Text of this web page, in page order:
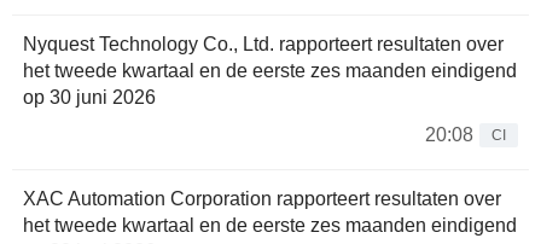
Nyquest Technology Co., Ltd. rapporteert resultaten over
het tweede kwartaal en de eerste zes maanden eindigend
op 30 juni 2026
20:08
CI
XAC Automation Corporation rapporteert resultaten over
het tweede kwartaal en de eerste zes maanden eindigend